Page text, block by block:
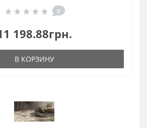
0
198.88грн.
В КОРЗИНУ